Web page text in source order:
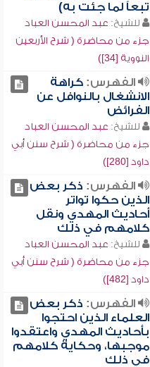
تبعاً لما جئت به)
للشيخ: عبد المحسن العباد
جزء من محاضرة ( شرح الأربعين
النووية [34])
الفهرس:كراهة
الانشغال بالنوافل عن
الفرائض
للشيخ: عبد المحسن العباد
جزء من محاضرة ( شرح سنن أبي
داود [280])
الفهرس: ذكر بعض
الذين حكوا تواتر
أحاديث المهدي ونقل
كلامهم في ذلك
للشيخ: عبد المحسن العباد
جزء من محاضرة ( شرح سنن أبي
داود [482])
الفهرس: ذكر بعض
العلماء الذين احتجوا
بأحاديث المهدي واعتقدوا
موجبها، وحكاية كلامهم
في ذلك